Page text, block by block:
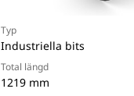
Typ
Industriella bits
Total längd
1219 mm